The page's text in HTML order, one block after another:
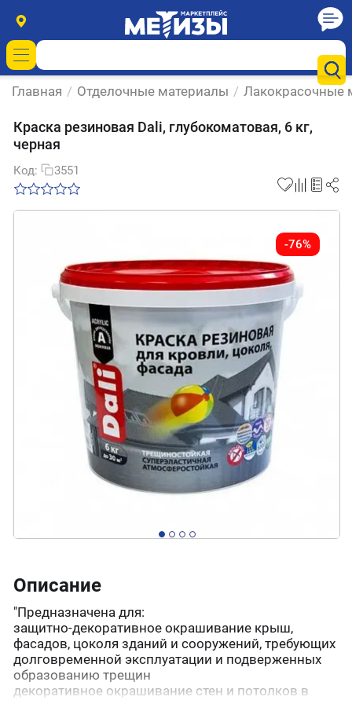
Главная / Отделочные материалы / Лакокрасочные
Краска резиновая Dali, глубокоматовая, 6 кг,
черная
Код: 3551
-76%
Описание
"Предназначена для:
защитно-декоративное окрашивание крыш,
фасадов, цоколя зданий и сооружений, требующих
долговременной эксплуатации и подверженных
образованию трещин
декоративное окрашивание стен и потолков в